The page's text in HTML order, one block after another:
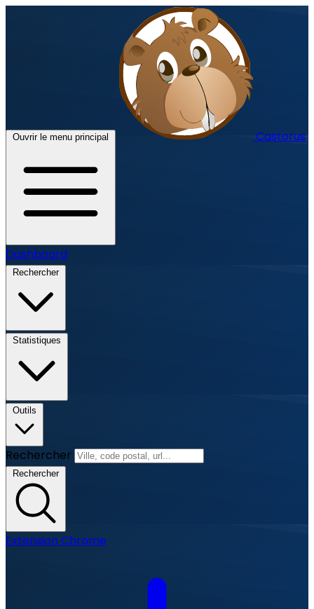
Ouvrir le menu principal Castorus
Dashboard
Rechercher
Statistiques
Outils
Rechercher
Rechercher
Extension Chrome